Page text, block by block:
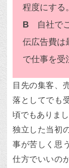
程度にする。
B自社でこ
伝広告費は
で仕事を受
目先の集客、
落としてでも
頃でもありまし
独立した当初
事が苦しく思
仕方でいいの